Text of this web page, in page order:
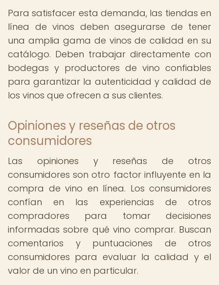
Para satisfacer esta demanda, las tiendas en
línea de vinos deben asegurarse de tener
una amplia gama de vinos de calidad en su
catálogo. Deben trabajar directamente con
bodegas y productores de vino confiables
para garantizar la autenticidad y calidad de
los vinos que ofrecen a sus clientes.
Opiniones y reseñas de otros
consumidores
Las opiniones y reseñas de otros
consumidores son otro factor influyente en la
compra de vino en línea. Los consumidores
confían en las experiencias de otros
compradores para tomar decisiones
informadas sobre qué vino comprar. Buscan
comentarios y puntuaciones de otros
consumidores para evaluar la calidad y el
valor de un vino en particular.